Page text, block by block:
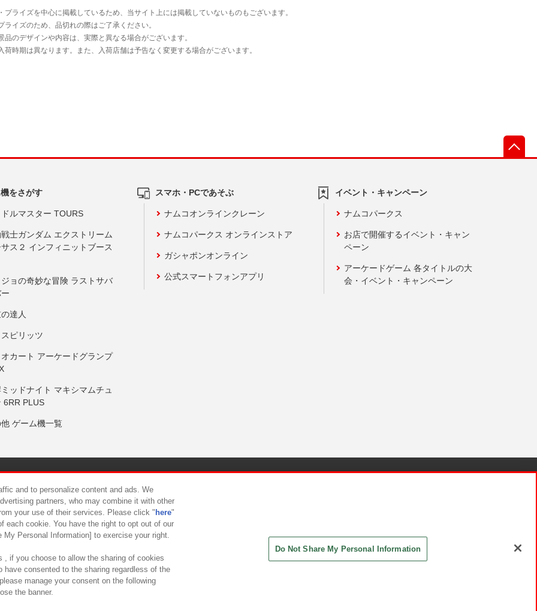
をさがす
ルマスター TOURS
士ガンダム エクストリーム
ス２ インフィニットブース
ョの奇妙な冒険 ラストサバ
達人
ピリッツ
カート アーケードグランプ
ッドナイト マキシマムチュ
6RR PLUS
ゲーム機一覧
スマホ・PCであそぶ
ナムコオンラインクレーン
ナムコパークス オンラインストア
ガシャポンオンライン
公式スマートフォンアプリ
イベント・キャンペーン
ナムコパークス
お店で開催するイベント・キャン
ペーン
アーケードゲーム 各タイトルの大
会・イベント・キャンペーン
について カスタマーハラスメント対応方針
and to personalize content and ads. We
partners, who may combine it with other
your use of their services. Please click " here"
each cookie. You have the right to opt out of our
Personal Information] to exercise your right.
, if you choose to allow the sharing of cookies
have consented to the sharing regardless of the
manage your consent on the following
the banner.
Do Not Share My Personal Information